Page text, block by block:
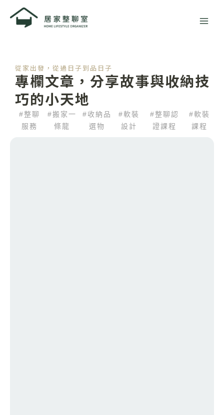
從家出發，從過日子到品日子
專欄文章，分享故事與收納技
巧的小天地
#整聊
服務
#搬家一
條龍
#收納品
選物
#軟裝
設計
#整聊認
證課程
#軟裝
課程